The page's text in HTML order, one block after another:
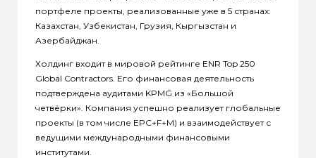
портфеле проекты, реализованные уже в 5 странах:
Казахстан, Узбекистан, Грузия, Кыргызстан и
Азербайджан.
Холдинг входит в мировой рейтинге ENR Top 250
Global Contractors. Его финансовая деятельность
подтверждена аудитами KPMG из «Большой
четвёрки». Компания успешно реализует глобальные
проекты (в том числе EPC+F+M) и взаимодействует с
ведущими международными финансовыми
институтами.